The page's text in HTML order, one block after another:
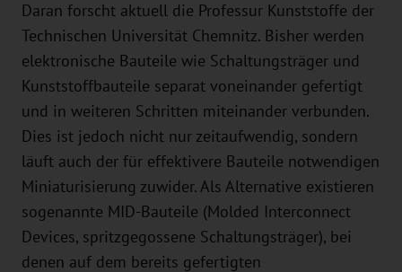
Daran forscht aktuell die Professur Kunststoffe der
Technischen Universität Chemnitz. Bisher werden
elektronische Bauteile wie Schaltungsträger und
Kunststoffbauteile separat voneinander gefertigt
und in weiteren Schritten miteinander verbunden.
Dies ist jedoch nicht nur zeitaufwendig, sondern
läuft auch der für effektivere Bauteile notwendigen
Miniaturisierung zuwider. Als Alternative existieren
sogenannte MID-Bauteile (Molded Interconnect
Devices, spritzgegossene Schaltungsträger), bei
denen auf dem bereits gefertigten